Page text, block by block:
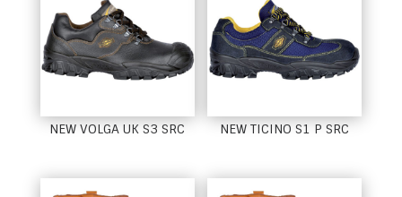
NEW VOLGA UK S3 SRC NEW TICINO S1 P SRC